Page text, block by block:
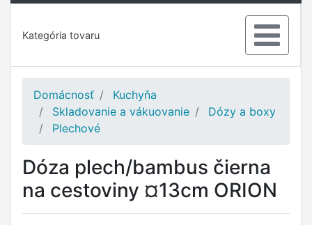
Kategória tovaru
Domácnosť
Kuchyňa
Skladovanie a vákuovanie
Dózy a boxy
Plechové
Dóza plech/bambus čierna
na cestoviny ¤13cm ORION